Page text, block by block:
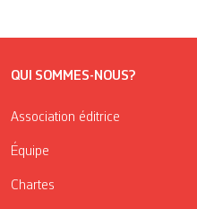
QUI SOMMES-NOUS?
Association éditrice
Équipe
Chartes